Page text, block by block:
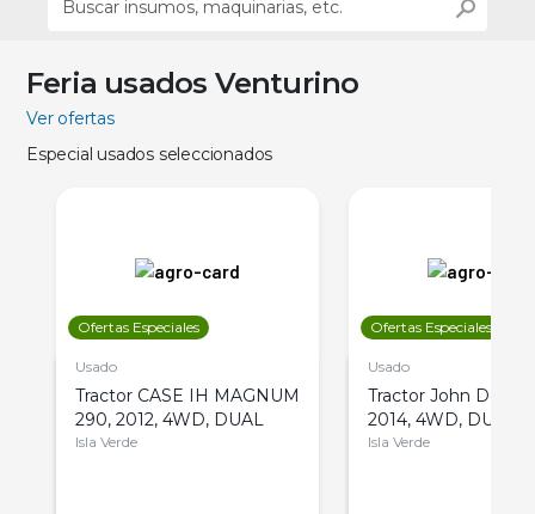
Feria usados Venturino
Ver ofertas
Especial usados seleccionados
Ofertas Especiales
Usado
Tractor CASE IH MAGNUM
290, 2012, 4WD, DUAL
Isla Verde
Ofertas Especiales
Usado
Tractor John Deere
2014, 4WD, DUAL
Isla Verde